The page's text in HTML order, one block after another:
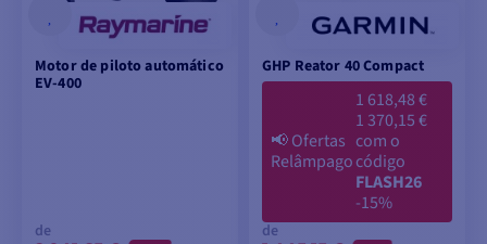
Motor de piloto automático
EV-400
de
GHP Reator 40 Compact
📢Ofertas
Relâmpago
1 618,48 €
1 370,15 €
com o
código
FLASH26
-15%
de